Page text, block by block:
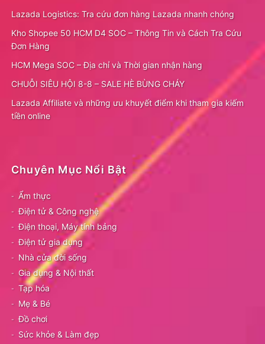
Lazada Logistics: Tra cứu đơn hàng Lazada nhanh chóng
Kho Shopee 50 HCM D4 SOC – Thông Tin và Cách Tra Cứu
Đơn Hàng
HCM Mega SOC – Địa chỉ và Thời gian nhận hàng
CHUỖI SIÊU HỘI 8-8 – SALE HÈ BÙNG CHÁY
Lazada Affiliate và những ưu khuyết điểm khi tham gia kiếm
tiền online
Chuyên Mục Nổi Bật
Ẩm thực
Điện tử & Công nghệ
Điện thoại, Máy tính bảng
Điện tử gia dụng
Nhà cửa đời sống
Gia dụng & Nội thất
Tạp hóa
Mẹ & Bé
Đồ chơi
Sức khỏe & Làm đẹp